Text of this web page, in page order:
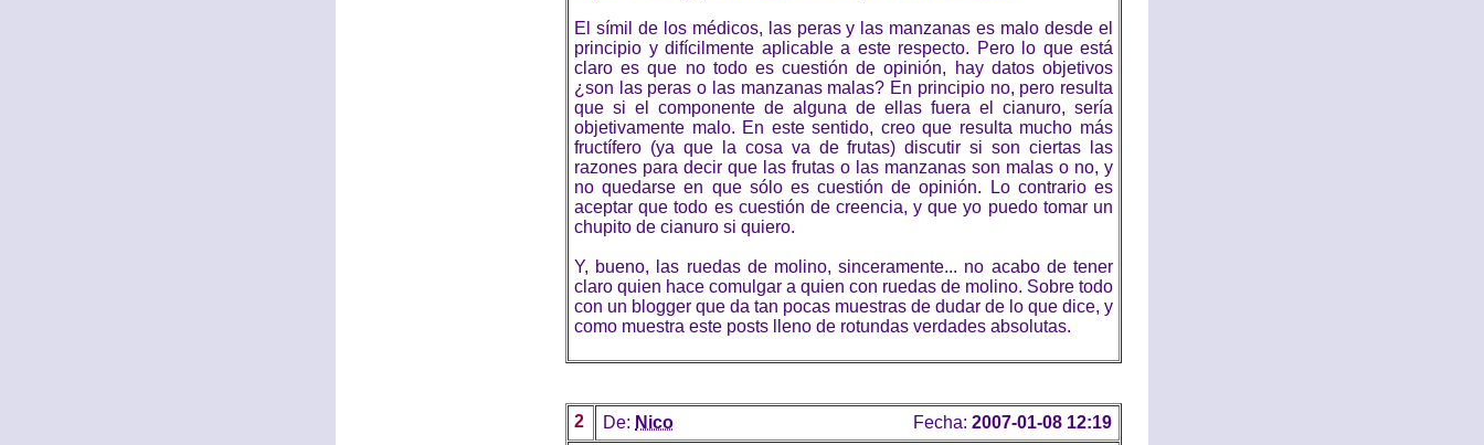
El símil de los médicos, las peras y las manzanas es malo desde el
principio y difícilmente aplicable a este respecto. Pero lo que está
claro es que no todo es cuestión de opinión, hay datos objetivos
¿son las peras o las manzanas malas? En principio no, pero resulta
que si el componente de alguna de ellas fuera el cianuro, sería
objetivamente malo. En este sentido, creo que resulta mucho más
fructífero (ya que la cosa va de frutas) discutir si son ciertas las
razones para decir que las frutas o las manzanas son malas o no, y
no quedarse en que sólo es cuestión de opinión. Lo contrario es
aceptar que todo es cuestión de creencia, y que yo puedo tomar un
chupito de cianuro si quiero.
Y, bueno, las ruedas de molino, sinceramente... no acabo de tener
claro quien hace comulgar a quien con ruedas de molino. Sobre todo
con un blogger que da tan pocas muestras de dudar de lo que dice, y
como muestra este posts lleno de rotundas verdades absolutas.
2 De: Nico Fecha: 2007-01-08 12:19